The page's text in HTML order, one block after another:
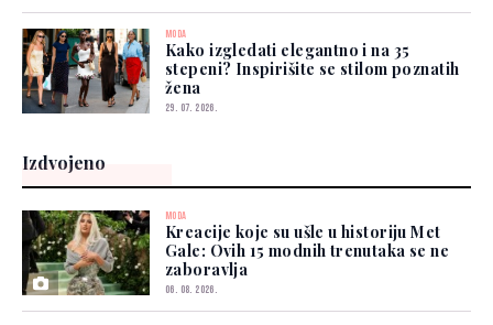
MODA
Kako izgledati elegantno i na 35
stepeni? Inspirišite se stilom poznatih
žena
29. 07. 2026.
Izdvojeno
MODA
Kreacije koje su ušle u historiju Met
Gale: Ovih 15 modnih trenutaka se ne
zaboravlja
06. 08. 2026.